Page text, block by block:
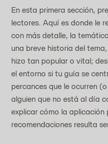
En esta primera sección,
lectores. Aquí es donde le
con más detalle, la
una breve historia del
hizo tan popular o vital;
el entorno si tu guía se
percances que le ocurren
alguien que no está al día
explicar cómo la
recomendaciones resulta